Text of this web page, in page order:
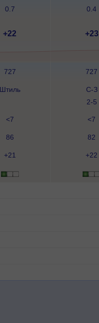
0.7 0.4
+22 +23
727 727
Штиль
С-З
2-5
<7 <7
86 82
+21 +22